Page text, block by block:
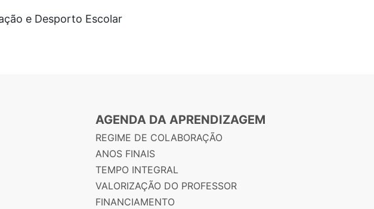
e Desporto Escolar
AGENDA DA APRENDIZAGEM
REGIME DE COLABORAÇÃO
ANOS FINAIS
TEMPO INTEGRAL
VALORIZAÇÃO DO PROFESSOR
FINANCIAMENTO